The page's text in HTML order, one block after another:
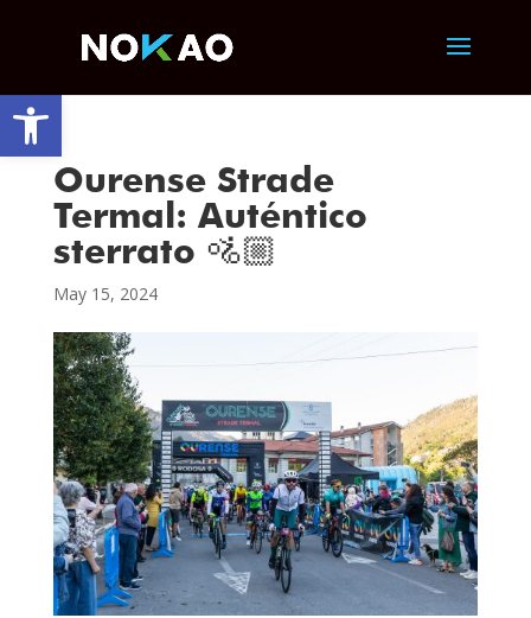
Abrir barra de herramientas
Ourense Strade
Termal: Auténtico
sterrato 🚵🏼
May 15, 2024